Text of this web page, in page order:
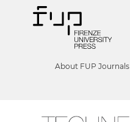
About FUP Journals